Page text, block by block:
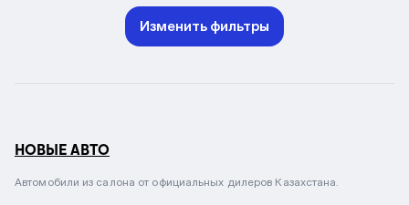
Изменить фильтры
НОВЫЕ АВТО
Автомобили из салона от официальных дилеров Казахстана.